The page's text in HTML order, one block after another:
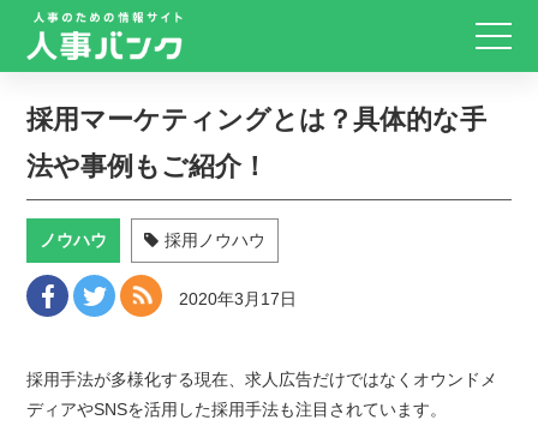
採用マーケティングとは？具体的な手
法や事例もご紹介！
ノウハウ 採用ノウハウ
2020年3月17日
採用手法が多様化する現在、求人広告だけではなくオウンドメ
ディアやSNSを活用した採用手法も注目されています。